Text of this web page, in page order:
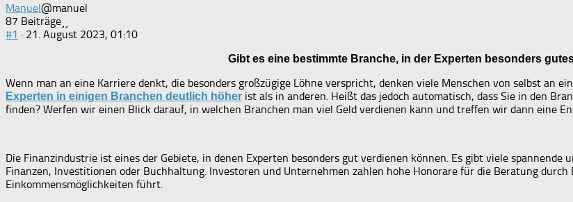
Manuel@manuel
87 Beiträge
#1 · 21. August 2023, 01:10
Gibt es eine bestimmte Branche, in der Experten besonders
Wenn man an eine Karriere denkt, die besonders großzügige Löhne verspricht, denken viele Menschen von selbst an
Experten in einigen Branchen deutlich höher ist als in anderen. Heißt das jedoch automatisch, dass Sie in den
finden? Werfen wir einen Blick darauf, in welchen Branchen man viel Geld verdienen kann und treffen wir dann eine
Die Finanzindustrie ist eines der Gebiete, in denen Experten besonders gut verdienen können. Es gibt viele
Finanzen, Investitionen oder Buchhaltung. Investoren und Unternehmen zahlen hohe Honorare für die Beratung
Einkommensmöglichkeiten führt.